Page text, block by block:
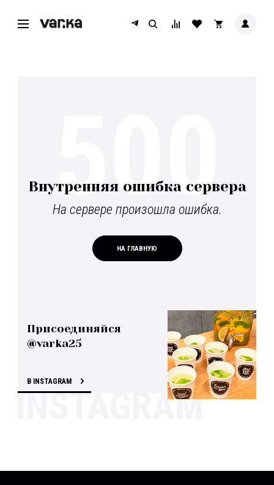
Внутренняя ошибка сервера
На сервере произошла ошибка.
НА ГЛАВНУЮ
500
Присоединяйся
@varka25
В INSTAGRAM